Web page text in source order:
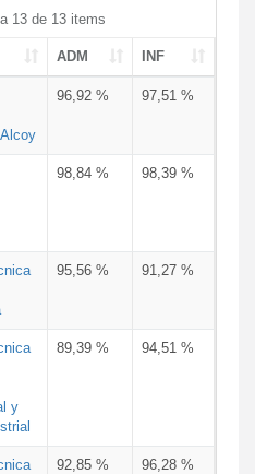
13 de 13 items
ADM INF
96,92 % 97,51 %
98,84 % 98,39 %
95,56 % 91,27 %
y
89,39 % 94,51 %
92,85 % 96,28 %